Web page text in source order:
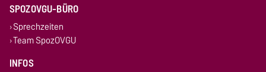
SPOZOVGU-BÜRO
Sprechzeiten
Team SpozOVGU
INFOS